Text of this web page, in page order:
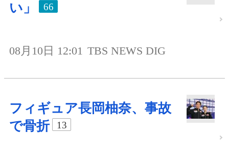
い」
66
08月10日 12:01 TBS NEWS DIG
フィギュア長岡柚奈、事故
で骨折
13